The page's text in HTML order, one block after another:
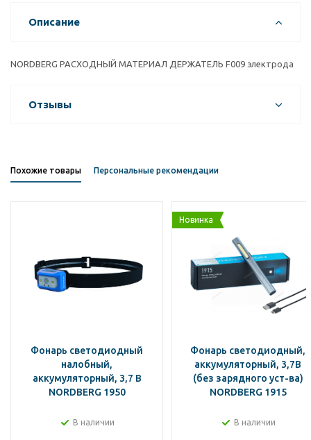
Описание
NORDBERG РАСХОДНЫЙ МАТЕРИАЛ ДЕРЖАТЕЛЬ F009 электрода
Отзывы
Похожие товары Персональные рекомендации
Фонарь светодиодный
налобный,
аккумуляторный, 3,7 В
NORDBERG 1950
В наличии
Новинка
Фонарь светодиодный,
аккумуляторный, 3,7В
(без зарядного уст-ва)
NORDBERG 1915
В наличии